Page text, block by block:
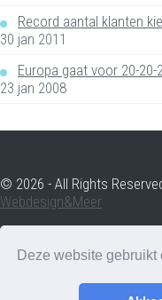
Deze website gebruikt
Record aantal klanten
30 jan 2011
Europa gaat voor 20-20-
23 jan 2008
© 2026 - All Rights
Webdesign&Meer